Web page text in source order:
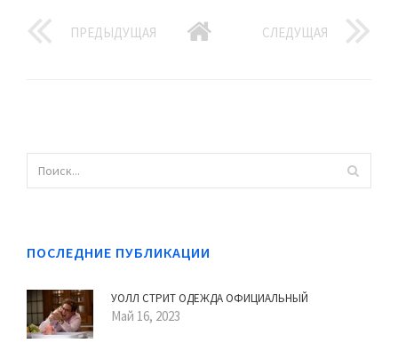
ПРЕДЫДУЩАЯ СЛЕДУЩАЯ
ПОСЛЕДНИЕ ПУБЛИКАЦИИ
УОЛЛ СТРИТ ОДЕЖДА ОФИЦИАЛЬНЫЙ
Май 16, 2023